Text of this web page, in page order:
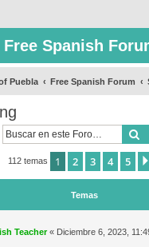
Free Spanish
Puebla Free Spanish Forum
112 temas 1 2 3 4 5
Temas
Teacher« Diciembre 6, 2023,